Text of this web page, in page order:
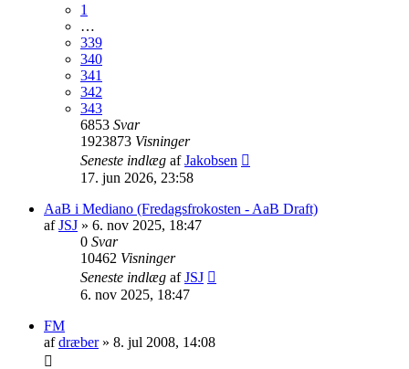
1
…
339
340
341
342
343
6853 Svar
1923873 Visninger
Seneste indlæg afJakobsen
17. jun 2026, 23:58
AaB i Mediano (Fredagsfrokosten - AaB Draft)
afJSJ » 6. nov 2025, 18:47
0 Svar
10462 Visninger
Seneste indlæg afJSJ
6. nov 2025, 18:47
FM
afdræber» 8. jul 2008, 14:08